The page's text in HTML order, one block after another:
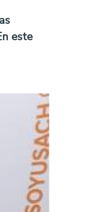
este